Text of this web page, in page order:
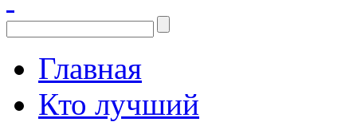
Главная
Кто лучший